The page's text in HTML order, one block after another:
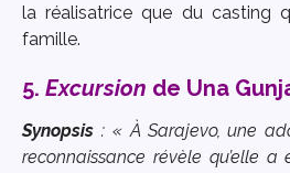
la réalisatrice que du casting
famille.
5. Excursion de Una
Synopsis : « À Sarajevo, une
reconnaissance révèle qu’elle